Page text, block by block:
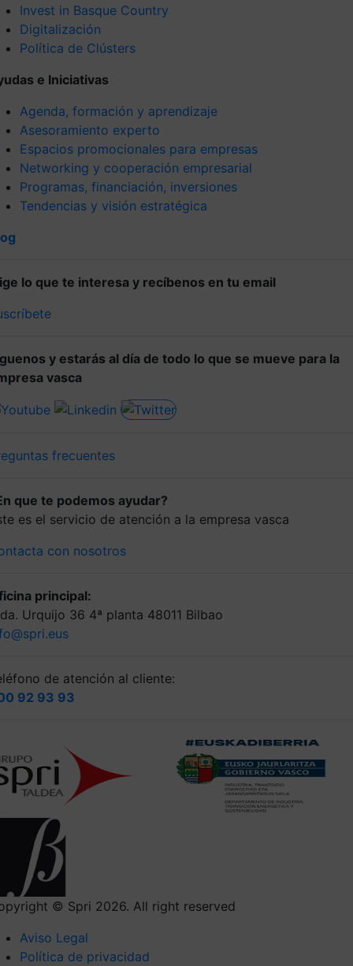
Invest in Basque Country
Digitalización
Política de Clústers
e Iniciativas
Agenda, formación y aprendizaje
Asesoramiento experto
Espacios promocionales para empresas
Networking y cooperación empresarial
Programas, financiación, inversiones
Tendencias y visión estratégica
lo que te interesa y recíbenos en tu email
y estarás al día de todo lo que se mueve para la
vasca
frecuentes
que te podemos ayudar?
es el servicio de atención a la empresa vasca
con nosotros
principal:
Urquijo 36 4ª planta 48011 Bilbao
de atención al cliente:
92 93 93
© Spri 2026. All right reserved
Aviso Legal
Política de privacidad